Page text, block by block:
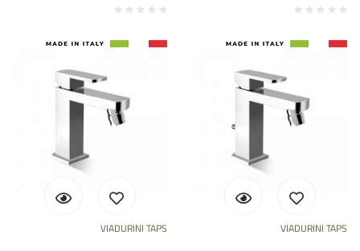
VIADURINI TAPS VIADURINI TAPS